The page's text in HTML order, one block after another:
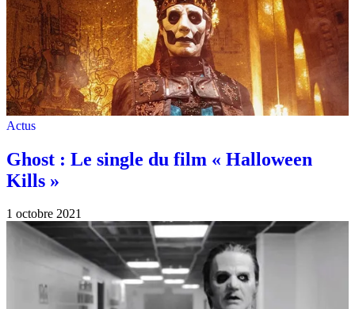
Actus
Ghost : Le single du film « Halloween
Kills »
1 octobre 2021